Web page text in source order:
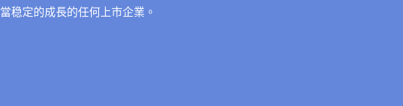
當稳定的成長的任何上市企業。